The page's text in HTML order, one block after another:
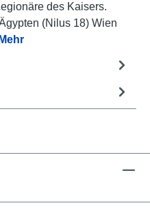
des Kaisers.
(Nilus 18) Wien
Mehr